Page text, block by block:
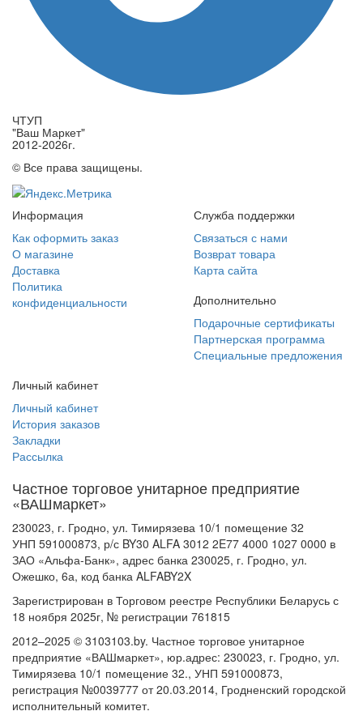
ЧТУП
"Ваш Маркет"
2012-2026г.
© Все права защищены.
Информация
Как оформить заказ
О магазине
Доставка
Политика
конфиденциальности
Служба поддержки
Связаться с нами
Возврат товара
Карта сайта
Дополнительно
Подарочные сертификаты
Партнерская программа
Специальные предложения
Личный кабинет
Личный кабинет
История заказов
Закладки
Рассылка
Частное торговое унитарное предприятие
«ВАШмаркет»
230023, г. Гродно, ул. Тимирязева 10/1 помещение 32
УНП 591000873, р/с BY30 ALFA 3012 2E77 4000 1027 0000 в
ЗАО «Альфа-Банк», адрес банка 230025, г. Гродно, ул.
Ожешко, 6а, код банка ALFABY2X
Зарегистрирован в Торговом реестре Республики Беларусь с
18 ноября 2025г, № регистрации 761815
2012–2025 © 3103103.by. Частное торговое унитарное
предприятие «ВАШмаркет», юр.адрес: 230023, г. Гродно, ул.
Тимирязева 10/1 помещение 32., УНП 591000873,
регистрация №0039777 от 20.03.2014, Гродненский городской
исполнительный комитет.